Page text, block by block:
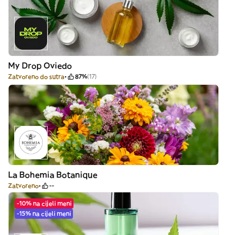
My Drop Oviedo
Zatvoreno do sutra 87%(17)
La Bohemia Botanique
Zatvoreno --
-10% na cijeli meni
-15% na cijeli meni